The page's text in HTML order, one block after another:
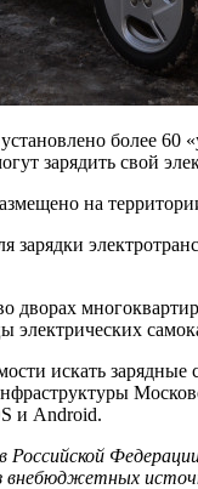
более
зарядить свой
на
дворах
электрических
искать
и Android.
Российской